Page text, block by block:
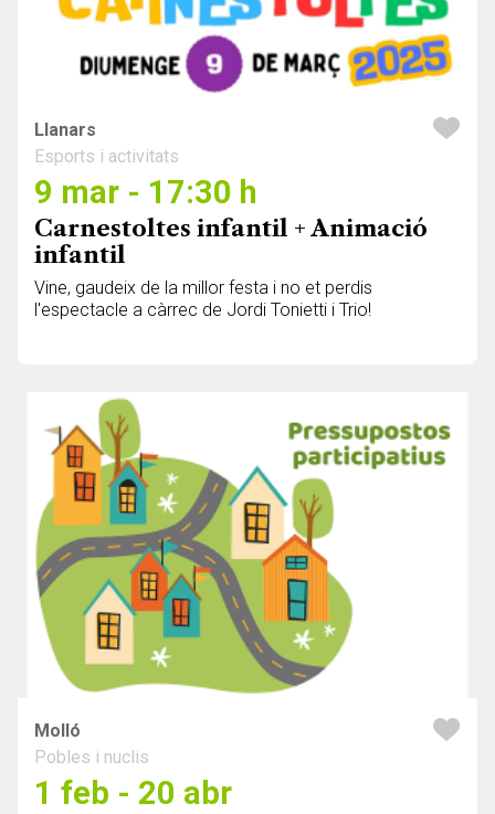
Llanars
Esports i activitats
9 mar - 17:30 h
Carnestoltes infantil + Animació
infantil
Vine, gaudeix de la millor festa i no et perdis
l'espectacle a càrrec de Jordi Tonietti i Trio!
Molló
Pobles i nuclis
1 feb - 20 abr